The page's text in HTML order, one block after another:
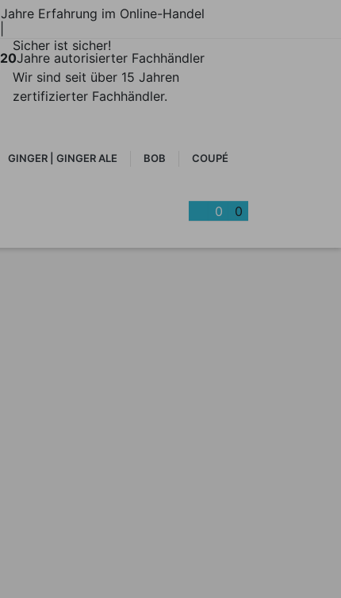
20Jahre autorisierter Fachhändler
Jahre Erfahrung im Online-Handel
Sicher ist sicher!
Wir sind seit über 15 Jahren
zertifizierter Fachhändler.
GINGER | GINGER ALE BOB COUPÉ
0 0